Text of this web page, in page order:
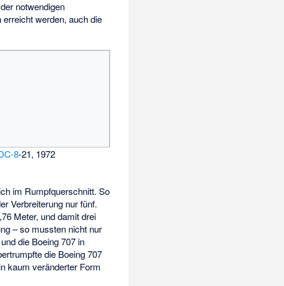
notwendigen
erreicht werden, auch die
8-21, 1972
im Rumpfquerschnitt. So
Verbreiterung nur fünf.
Meter, und damit drei
– so mussten nicht nur
die Boeing 707 in
die Boeing 707
kaum veränderter Form